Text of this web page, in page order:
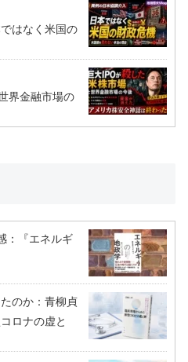
はなく米国の
界金融市場の
：『エネルギ
のか：青柳貞
ロナの虚と